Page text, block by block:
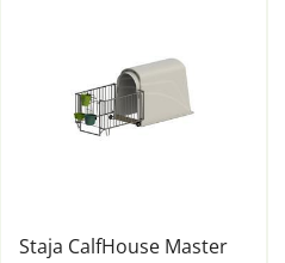
Staja CalfHouse Master